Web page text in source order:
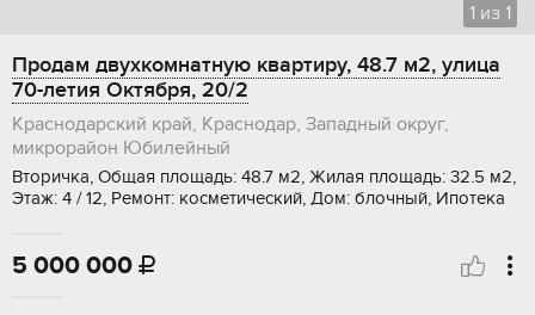
1 из 1
Продам двухкомнатную квартиру, 48.7 м2, улица
70-летия Октября, 20/2
Краснодарский край, Краснодар, Западный округ,
микрорайон Юбилейный
Вторичка, Общая площадь: 48.7 м2, Жилая площадь: 32.5 м2,
Этаж: 4 / 12, Ремонт: косметический, Дом: блочный, Ипотека
5 000 000 